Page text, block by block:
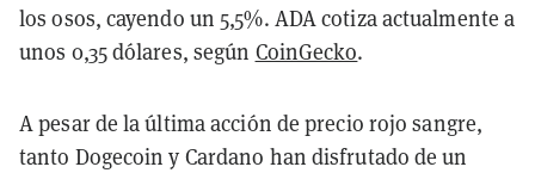
los osos, cayendo un 5,5%. ADA cotiza actualmente a
unos 0,35 dólares, según CoinGecko.
A pesar de la última acción de precio rojo sangre,
tanto Dogecoin y Cardano han disfrutado de un